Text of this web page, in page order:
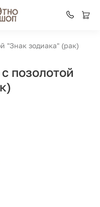
"Знак зодиака" (рак)
позолотой